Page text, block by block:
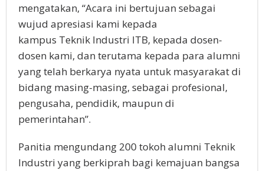
mengatakan, “Acara ini bertujuan sebagai
wujud apresiasi kami kepada
kampus Teknik Industri ITB, kepada dosen-
dosen kami, dan terutama kepada para alumni
yang telah berkarya nyata untuk masyarakat di
bidang masing-masing, sebagai profesional,
pengusaha, pendidik, maupun di
pemerintahan”.
Panitia mengundang 200 tokoh alumni Teknik
Industri yang berkiprah bagi kemajuan bangsa